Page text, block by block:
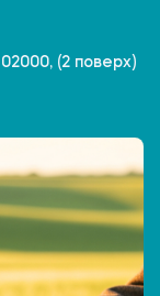
(2 поверх)